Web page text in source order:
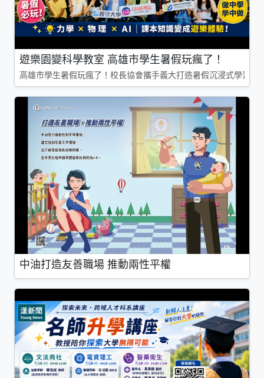
遊樂園變科學教室 高雄市學生暑假玩瘋了！
高雄市學生暑假玩瘋了！校長協會攜手義大打造暑假沉浸式學習基
中油打造友善職場 推動兩性平權